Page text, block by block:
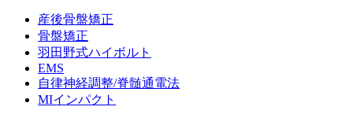
産後骨盤矯正
骨盤矯正
羽田野式ハイボルト
EMS
自律神経調整/脊髄通電法
MIインパクト